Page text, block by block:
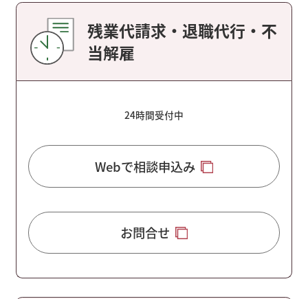
残業代請求・退職代行・不
当解雇
24時間受付中
Webで相談申込み
お問合せ